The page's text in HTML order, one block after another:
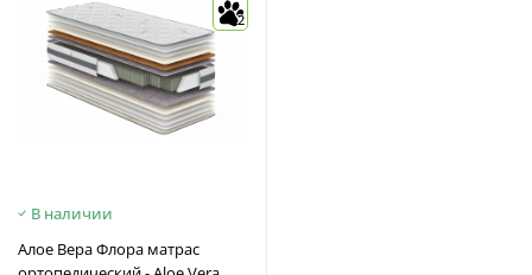
2
В наличии
Алое Вера Флора матрас